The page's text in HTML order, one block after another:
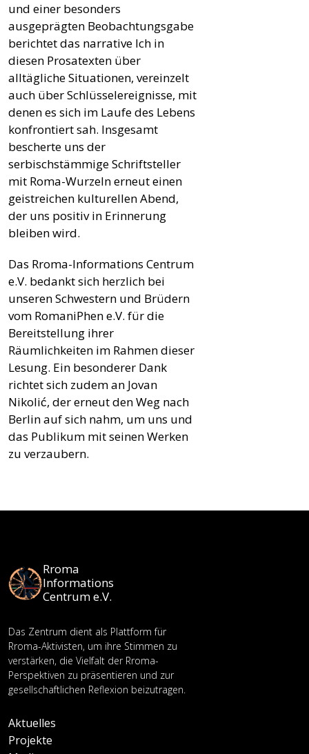
und einer besonders
ausgeprägten Beobachtungsgabe
berichtet das narrative Ich in
diesen Prosatexten über
alltägliche Situationen, vereinzelt
auch über Schlüsselereignisse, mit
denen es sich im Laufe des Lebens
konfrontiert sah. Insgesamt
bescherte uns der
serbischstämmige Schriftsteller
mit Roma-Wurzeln erneut einen
geistreichen kulturellen Abend,
der uns positiv in Erinnerung
bleiben wird.
Das Rroma-Informations Centrum
e.V. bedankt sich herzlich bei
unseren Schwestern und Brüdern
vom RomaniPhen e.V. für die
Bereitstellung ihrer
Räumlichkeiten im Rahmen dieser
Lesung. Ein besonderer Dank
richtet sich zudem an Jovan
Nikolić, der erneut den Weg nach
Berlin auf sich nahm, um uns und
das Publikum mit seinen Werken
zu verzaubern.
Rroma
Informations
Centrum e.V.
Das Zentrum dient als Plattform für
Rroma-Aktivisten, um ihre Stimmen zu
verstärken, die Vielfalt der Rroma-
Perspektiven zu präsentieren und zur
gesellschaftlichen Reflexion beizutragen.
Aktuelles
Projekte